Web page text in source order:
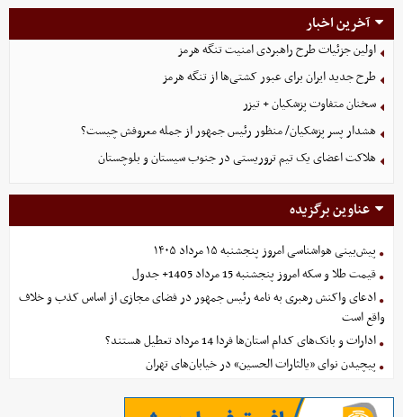
آخرین اخبار
اولین جزئیات طرح راهبردی امنیت تنگه هرمز
طرح جدید ایران برای عبور کشتی‌ها از تنگه هرمز
سخنان متفاوت پزشکیان + تیزر
هشدار پسر پزشکیان/ منظور رئیس جمهور از جمله معروفش چیست؟
هلاکت اعضای یک تیم تروریستی در جنوب سیستان و بلوچستان
عناوین برگزیده
پیش‌بینی هواشناسی امروز پنجشنبه ۱۵ مرداد ۱۴۰۵
قیمت طلا و سکه امروز پنجشنبه 15 مرداد 1405+ جدول
ادعای واکنش رهبری به نامه رئیس جمهور در فضای مجازی از اساس کذب و خلاف
واقع است
ادارات و بانک‌های کدام استان‌ها فردا 14 مرداد تعطیل هستند؟
پیچیدن نوای «یالثارات الحسین» در خیابان‌های تهران